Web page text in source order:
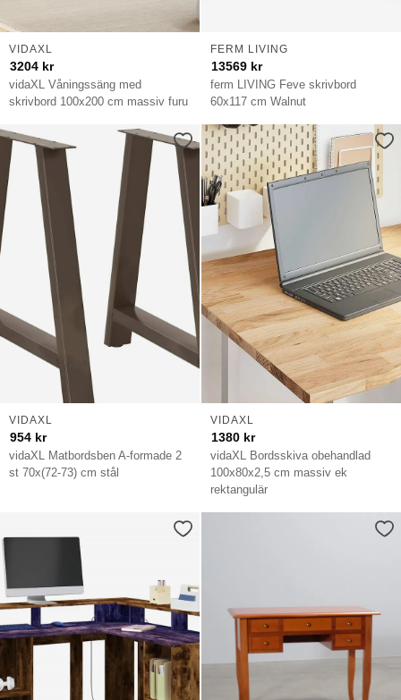
vidaXL Våningssäng med
skrivbord 100x200 cm massiv furu
VIDAXL
3204 kr
ferm LIVING Feve skrivbord
60x117 cm Walnut
FERM LIVING
13569 kr
vidaXL Matbordsben A-formade 2
st 70x(72-73) cm stål
VIDAXL
954 kr
vidaXL Bordsskiva obehandlad
100x80x2,5 cm massiv ek
rektangulär
VIDAXL
1380 kr